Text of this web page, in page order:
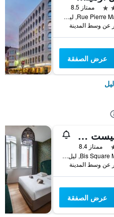
ممتاز 8.5
224 Rue Pierre Mauroy, ليل, إقليم نور, فرنسا
عرض الصفقة
فندق بيست ويسترن بريمير واي
ممتاز 8.4
7 Bis Square Morrison, ليل, إقليم نور, فرنسا
عرض الصفقة